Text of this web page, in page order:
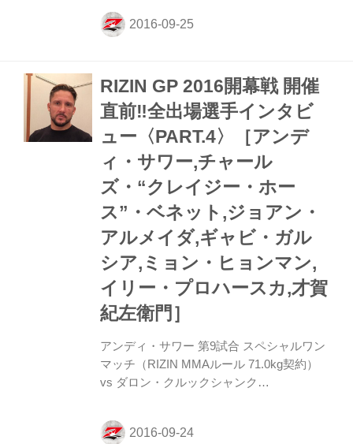
のRIZINデビューを果たしたダロン・クル
ックシャンクと激突！ RIZIN MMAルール
ルックシャンクがタックルでテイクダウン
に成功する。サイドポジションからアーム
ロックを狙うがこれは極まらず、マウント
ポジションへと移行。強烈なパウンドをサ
ワーに顔面に落としていくクルックシャン
ク。そのままバックからチョークスリーパ
ーに取ら...
RIZIN GP 2016開幕戦 開催
直前‼︎全出場選手インタビ
ュー〈PART.4〉［アンデ
ィ・サワー,チャール
ズ・“クレイジー・ホー
ス”・ベネット,ジョアン・
アルメイダ,ギャビ・ガル
シア,ミョン・ヒョンマン,
イリー・プロハースカ,才賀
紀左衛門］
アンディ・サワー 第9試合 スペシャルワン
マッチ（RIZIN MMAルール 71.0kg契約）
vs ダロン・クルックシャンク
たか？）ハイライトしか見てないんだけど
すごくいい試合をしていたと思います。 も